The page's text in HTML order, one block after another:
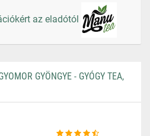
az eladótól
GYÖNGYE - GYÓGY TEA,